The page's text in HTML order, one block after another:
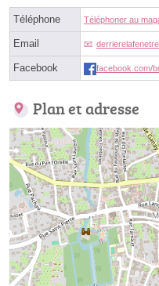
Téléphone Téléphoner au
Email
Facebook facebook.com/
Plan et adresse